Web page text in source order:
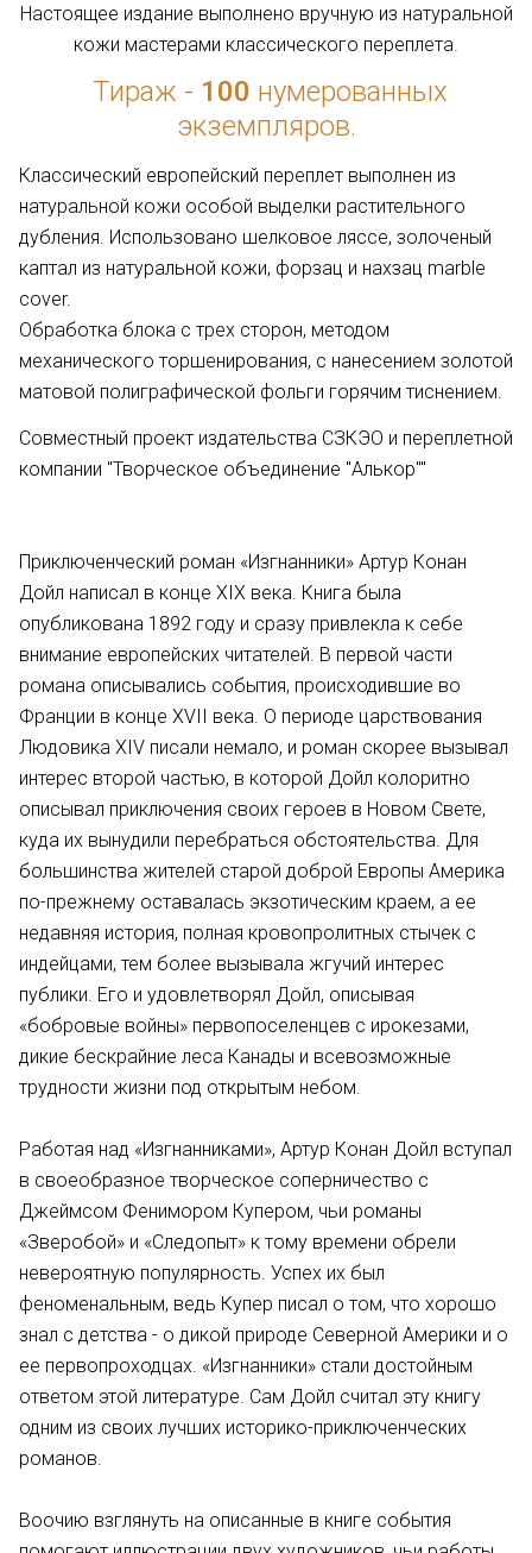
Настоящее издание выполнено вручную из натуральной
кожи мастерами классического переплета.
Тираж - 100 нумерованных
экземпляров.
Классический европейский переплет выполнен из
натуральной кожи особой выделки растительного
дубления. Использовано шелковое ляссе, золоченый
каптал из натуральной кожи, форзац и нахзац marble
cover.
Обработка блока с трех сторон, методом
механического торшенирования, с нанесением золотой
матовой полиграфической фольги горячим тиснением.
Совместный проект издательства СЗКЭО и переплетной
компании "Творческое объединение "Алькор""
Приключенческий роман «Изгнанники» Артур Конан
Дойл написал в конце XIX века. Книга была
опубликована 1892 году и сразу привлекла к себе
внимание европейских читателей. В первой части
романа описывались события, происходившие во
Франции в конце XVII века. О периоде царствования
Людовика XIV писали немало, и роман скорее вызывал
интерес второй частью, в которой Дойл колоритно
описывал приключения своих героев в Новом Свете,
куда их вынудили перебраться обстоятельства. Для
большинства жителей старой доброй Европы Америка
по-прежнему оставалась экзотическим краем, а ее
недавняя история, полная кровопролитных стычек с
индейцами, тем более вызывала жгучий интерес
публики. Его и удовлетворял Дойл, описывая
«бобровые войны» первопоселенцев с ирокезами,
дикие бескрайние леса Канады и всевозможные
трудности жизни под открытым небом.
Работая над «Изгнанниками», Артур Конан Дойл вступал
в своеобразное творческое соперничество с
Джеймсом Фенимором Купером, чьи романы
«Зверобой» и «Следопыт» к тому времени обрели
невероятную популярность. Успех их был
феноменальным, ведь Купер писал о том, что хорошо
знал с детства - о дикой природе Северной Америки и о
ее первопроходцах. «Изгнанники» стали достойным
ответом этой литературе. Сам Дойл считал эту книгу
одним из своих лучших историко-приключенческих
романов.
Воочию взглянуть на описанные в книге события